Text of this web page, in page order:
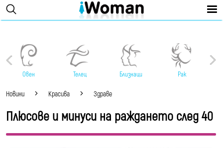
Овен Телец Близнаци Рак
Новини Красива Здраве
Плюсове и минуси на раждането след 40